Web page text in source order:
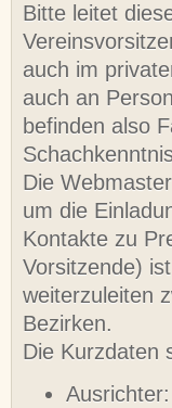
Bitte leitet
auch im
auch an
befinden also
Die
um die
Kontakte zu
Vorsitzende)
weiterzuleiten
Bezirken.
Die Kurzdaten